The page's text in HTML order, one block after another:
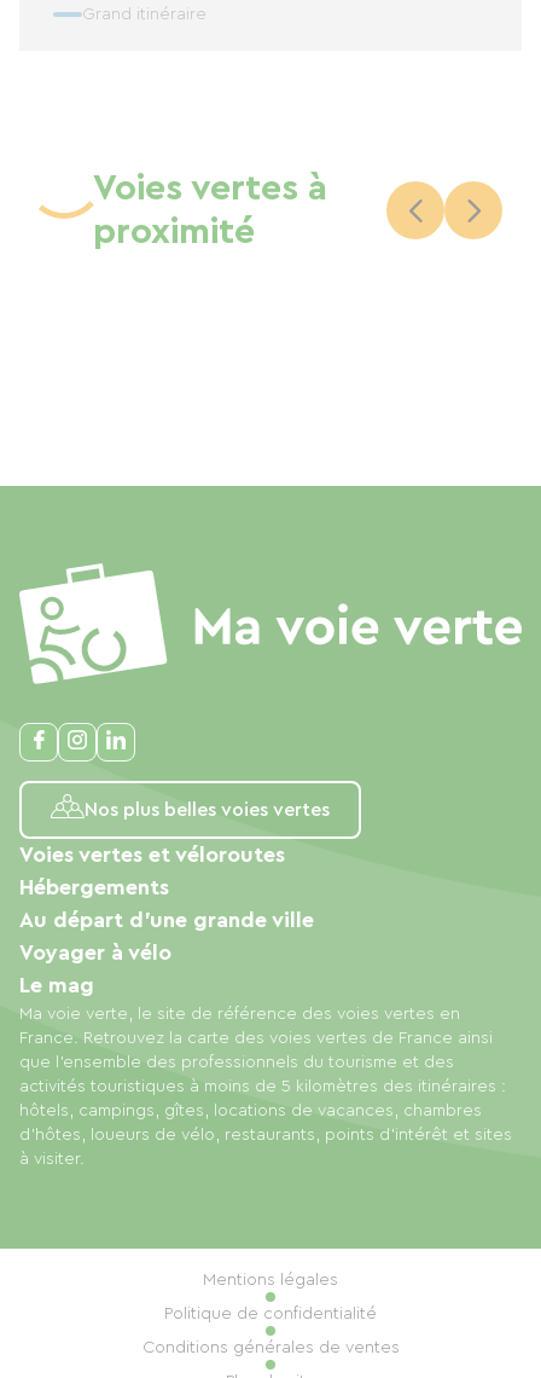
Grand itinéraire
Voies vertes à
proximité
Nos plus belles voies vertes
Ma voie verte, le site de référence des voies vertes en
France. Retrouvez la carte des voies vertes de France ainsi
que l'ensemble des professionnels du tourisme et des
activités touristiques à moins de 5 kilomètres des itinéraires :
hôtels, campings, gîtes, locations de vacances, chambres
d'hôtes, loueurs de vélo, restaurants, points d'intérêt et sites
à visiter.
Voies vertes et véloroutes
Hébergements
Au départ d'une grande ville
Voyager à vélo
Le mag
Mentions légales
Politique de confidentialité
Conditions générales de ventes